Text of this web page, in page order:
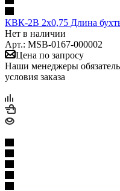
КВК-2В 2х0,75 Длина
Нет в наличии
Арт.: MSB-0167-000002
Цена по запросу
Наши менеджеры
условия заказа